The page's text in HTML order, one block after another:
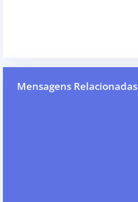
Mensagens Relacionadas